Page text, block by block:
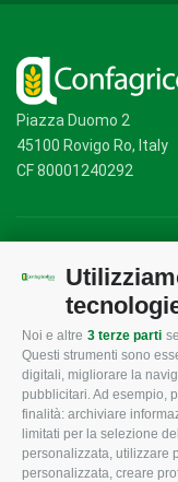
Noi e altre 3 terze parti
Questi strumenti sono
digitali, migliorare la
pubblicitari. Ad esempio,
finalità: archiviare
limitati per la selezione
personalizzata, utilizzare
personalizzata, creare
Piazza Duomo 2
45100 Rovigo Ro, Italy
CF 80001240292
ROVIGO
L'Associazione
Missione e Progetto
Organigramma